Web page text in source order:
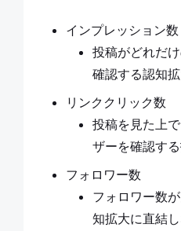
インプレッション数
投稿がどれだ
確認する認知
リンククリック数
投稿を見た上
ザーを確認す
フォロワー数
フォロワー数
知拡大に直結